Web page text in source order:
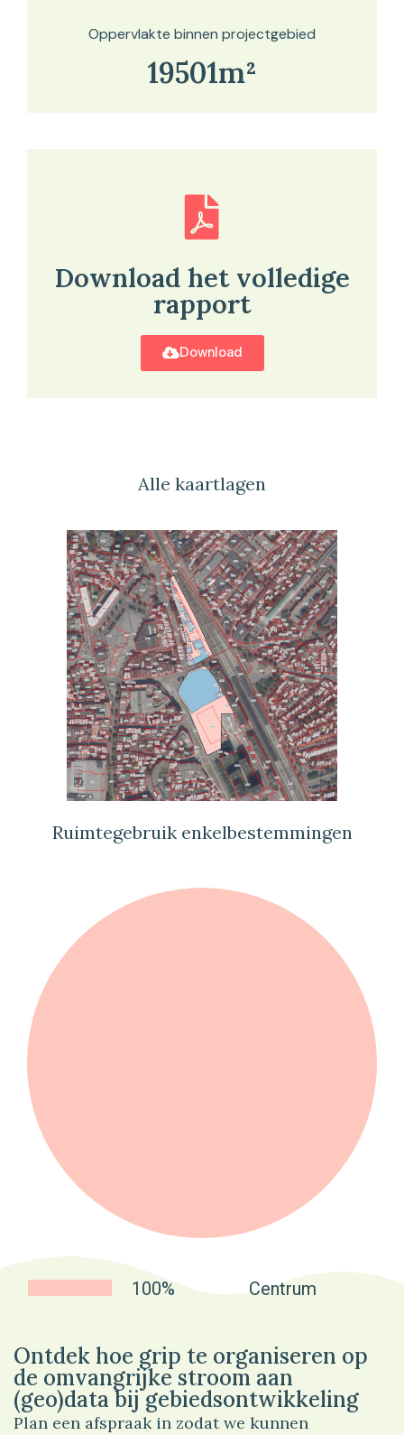
Oppervlakte binnen projectgebied
19501m²
Download het volledige
rapport
Download
Alle kaartlagen
Ruimtegebruik enkelbestemmingen
100% Centrum
Ontdek hoe grip te organiseren op
de omvangrijke stroom aan
(geo)data bij gebiedsontwikkeling
Plan een afspraak in zodat we kunnen